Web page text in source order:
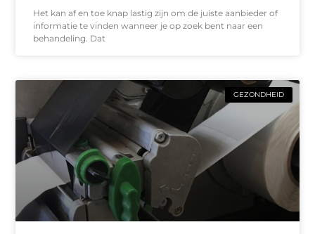
Het kan af en toe knap lastig zijn om de juiste aanbieder of
informatie te vinden wanneer je op zoek bent naar een
behandeling. Dat
GEZONDHEID